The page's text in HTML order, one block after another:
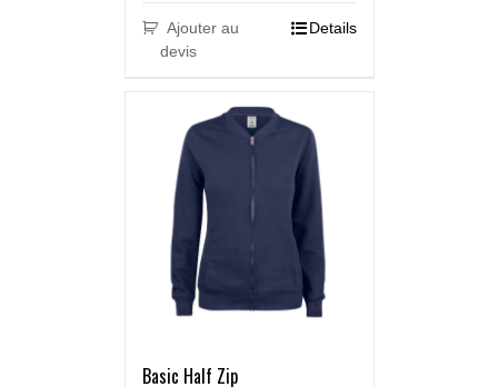
Ajouter au
devis
Details
Basic Half Zip